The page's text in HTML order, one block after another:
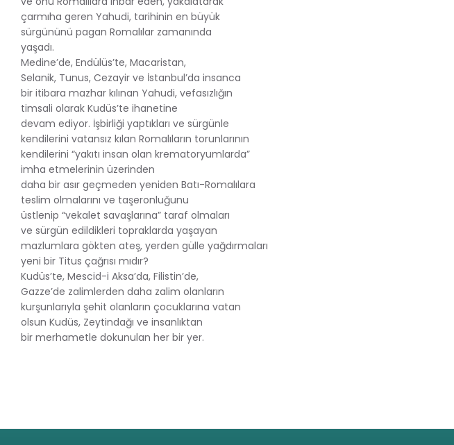
çarmıha geren Yahudi, tarihinin en büyük
sürgününü pagan Romalılar zamanında
yaşadı.
Medine’de, Endülüs’te, Macaristan,
Selanik, Tunus, Cezayir ve İstanbul’da insanca
bir itibara mazhar kılınan Yahudi, vefasızlığın
timsali olarak Kudüs’te ihanetine
devam ediyor. İşbirliği yaptıkları ve sürgünle
kendilerini vatansız kılan Romalıların torunlarının
kendilerini “yakıtı insan olan krematoryumlarda”
imha etmelerinin üzerinden
daha bir asır geçmeden yeniden Batı-Romalılara
teslim olmalarını ve taşeronluğunu
üstlenip “vekalet savaşlarına” taraf olmaları
ve sürgün edildikleri topraklarda yaşayan
mazlumlara gökten ateş, yerden gülle yağdırmaları
yeni bir Titus çağrısı mıdır?
Kudüs’te, Mescid-i Aksa’da, Filistin’de,
Gazze’de zalimlerden daha zalim olanların
kurşunlarıyla şehit olanların çocuklarına vatan
olsun Kudüs, Zeytindağı ve insanlıktan
bir merhametle dokunulan her bir yer.